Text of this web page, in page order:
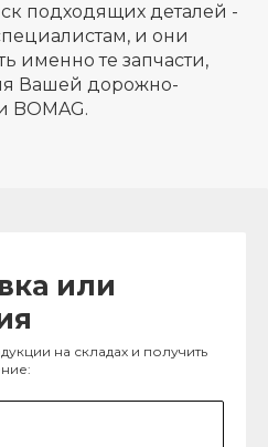
подходящих деталей -
и они
именно те запчасти,
Вашей дорожно-
BOMAG.
или
на складах и получить